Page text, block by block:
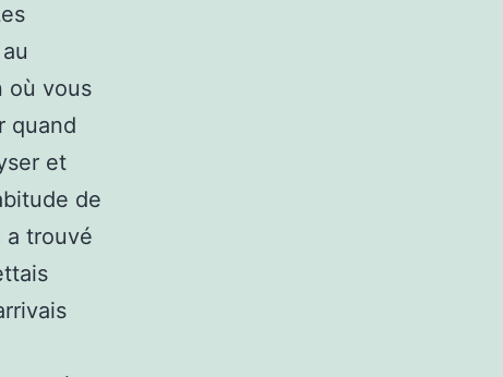
où vous
quand
et
de
a trouvé